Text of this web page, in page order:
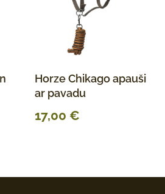
Horze Chikago apauši
ar pavadu
17,00 €